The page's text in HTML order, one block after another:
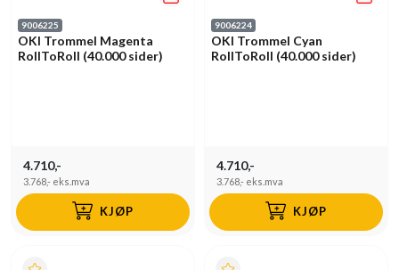
9006225
OKI Trommel Magenta
RollToRoll (40.000 sider)
4.710,-
3.768,- eks.mva
KJØP
9006224
OKI Trommel Cyan
RollToRoll (40.000 sider)
4.710,-
3.768,- eks.mva
KJØP